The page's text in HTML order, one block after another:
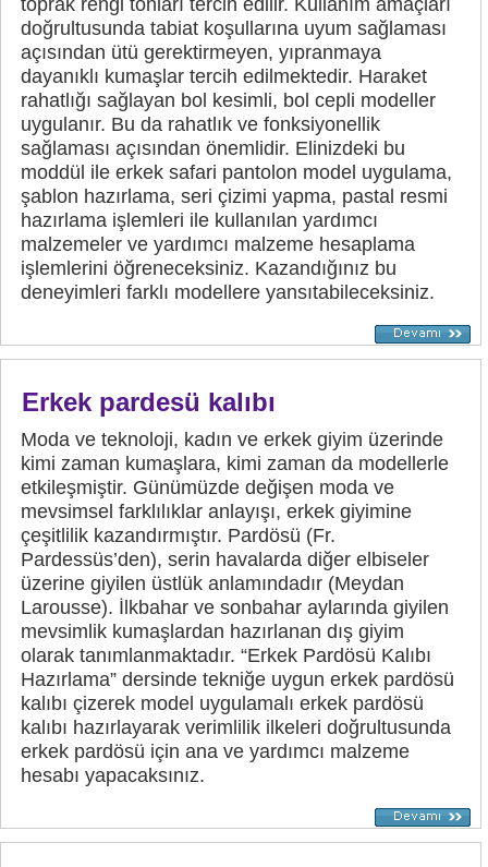
doğrultusunda tabiat koşullarına uyum sağlaması
açısından ütü gerektirmeyen, yıpranmaya
dayanıklı kumaşlar tercih edilmektedir. Haraket
rahatlığı sağlayan bol kesimli, bol cepli modeller
uygulanır. Bu da rahatlık ve fonksiyonellik
sağlaması açısından önemlidir. Elinizdeki bu
moddül ile erkek safari pantolon model uygulama,
şablon hazırlama, seri çizimi yapma, pastal resmi
hazırlama işlemleri ile kullanılan yardımcı
malzemeler ve yardımcı malzeme hesaplama
işlemlerini öğreneceksiniz. Kazandığınız bu
deneyimleri farklı modellere yansıtabileceksiniz.
Erkek pardesü kalıbı
Moda ve teknoloji, kadın ve erkek giyim üzerinde
kimi zaman kumaşlara, kimi zaman da modellerle
etkileşmiştir. Günümüzde değişen moda ve
mevsimsel farklılıklar anlayışı, erkek giyimine
çeşitlilik kazandırmıştır. Pardösü (Fr.
Pardessüs’den), serin havalarda diğer elbiseler
üzerine giyilen üstlük anlamındadır (Meydan
Larousse). İlkbahar ve sonbahar aylarında giyilen
mevsimlik kumaşlardan hazırlanan dış giyim
olarak tanımlanmaktadır. “Erkek Pardösü Kalıbı
Hazırlama” dersinde tekniğe uygun erkek pardösü
kalıbı çizerek model uygulamalı erkek pardösü
kalıbı hazırlayarak verimlilik ilkeleri doğrultusunda
erkek pardösü için ana ve yardımcı malzeme
hesabı yapacaksınız.